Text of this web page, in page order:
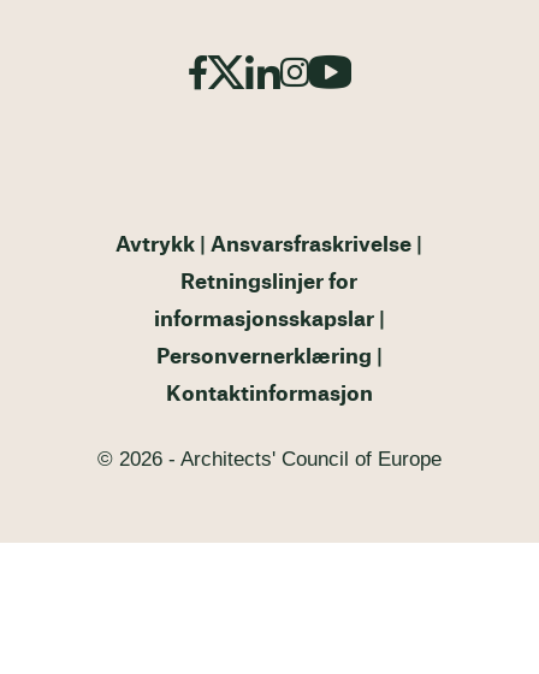
Avtrykk
Ansvarsfraskrivelse
Retningslinjer for
informasjonsskapslar
Personvernerklæring
Kontaktinformasjon
© 2026 - Architects' Council of Europe